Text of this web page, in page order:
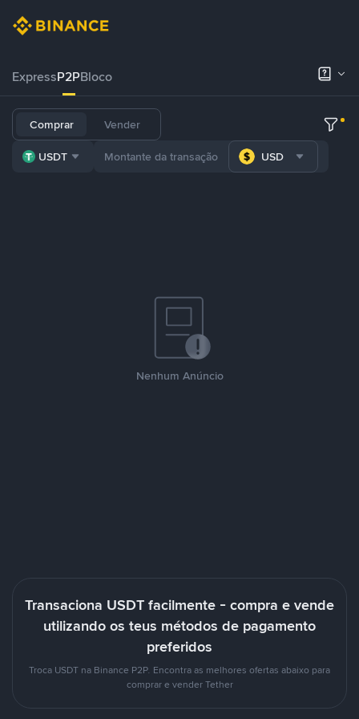
ExpressP2PBloco
Comprar Vender
USDT USD
Nenhum Anúncio
Transaciona USDT facilmente - compra e vende
utilizando os teus métodos de pagamento
preferidos
Troca USDT na Binance P2P. Encontra as melhores ofertas abaixo para
comprar e vender Tether